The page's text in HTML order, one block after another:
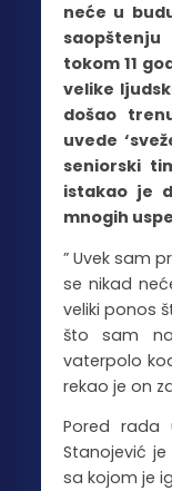
neće u
tokom 11
velike
došao
uvede
seniorski
istakao je
mnogih
” Uvek sam
se nikad
veliki ponos
što sam
vaterpolo
rekao je on
Pored rada
Stanojević
sa kojom je